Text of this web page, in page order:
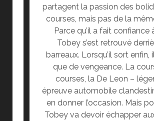
partagent la passion des
courses, mais pas de la
Parce qu’il a fait confiance
Tobey s’est retrouvé
barreaux. Lorsqu’il sort enfin,
que de vengeance. La
courses, la De Leon –
épreuve automobile
en donner l’occasion. Mais
Tobey va devoir échapper